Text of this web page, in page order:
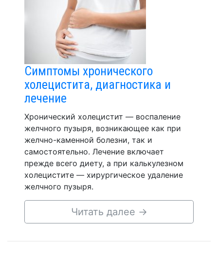
Симптомы хронического
холецистита, диагностика и
лечение
Хронический холецистит — воспаление
желчного пузыря, возникающее как при
желчно-каменной болезни, так и
самостоятельно. Лечение включает
прежде всего диету, а при калькулезном
холецистите — хирургическое удаление
желчного пузыря.
Читать далее →